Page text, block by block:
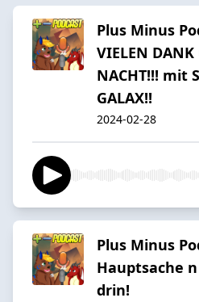
Plus Minus
VIELEN DANK
NACHT!!! mit
GALAX!!
2024-02-28
Plus Minus
Hauptsache
drin!